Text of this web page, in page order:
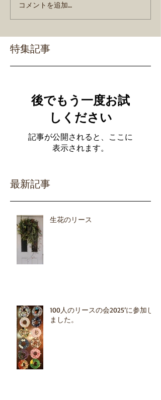
最新記事
特集記事
コメントを追加…
後でもう一度お試
しください
記事が公開されると、ここに
表示されます。
生花のリース
100人のリースの会2025’に参加し
ました。